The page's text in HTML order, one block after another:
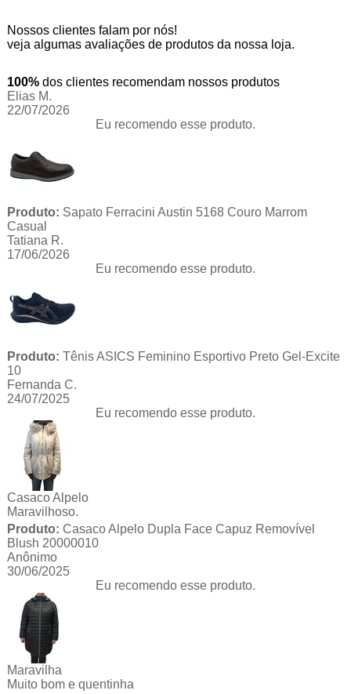
Nossos clientes falam por nós!
veja algumas avaliações de produtos da nossa loja.
100% dos clientes recomendam nossos produtos
Elias M.
22/07/2026
Eu recomendo esse produto.
Produto: Sapato Ferracini Austin 5168 Couro Marrom
Casual
Tatiana R.
17/06/2026
Eu recomendo esse produto.
Produto: Tênis ASICS Feminino Esportivo Preto Gel-Excite
10
Fernanda C.
24/07/2025
Eu recomendo esse produto.
Casaco Alpelo
Maravilhoso.
Produto: Casaco Alpelo Dupla Face Capuz Removível
Blush 20000010
Anônimo
30/06/2025
Eu recomendo esse produto.
Maravilha
Muito bom e quentinha